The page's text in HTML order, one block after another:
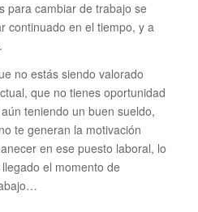
para cambiar de trabajo se
continuado en el tiempo, y a
no estás siendo valorado
que no tienes oportunidad
teniendo un buen sueldo,
te generan la motivación
en ese puesto laboral, lo
el momento de